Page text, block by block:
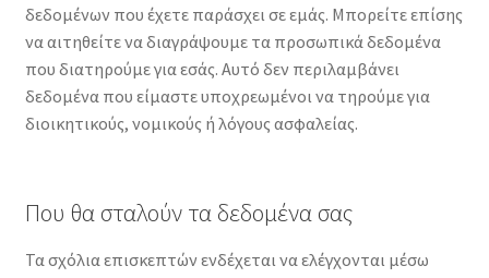
δεδομένων που έχετε παράσχει σε εμάς. Μπορείτε επίσης
να αιτηθείτε να διαγράψουμε τα προσωπικά δεδομένα
που διατηρούμε για εσάς. Αυτό δεν περιλαμβάνει
δεδομένα που είμαστε υποχρεωμένοι να τηρούμε για
διοικητικούς, νομικούς ή λόγους ασφαλείας.
Που θα σταλούν τα δεδομένα σας
Τα σχόλια επισκεπτών ενδέχεται να ελέγχονται μέσω